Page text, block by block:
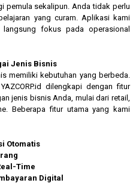
pemula sekalipun. Anda tidak perlu
yang curam. Aplikasi kami
fokus pada operasional
Jenis Bisnis
memiliki kebutuhan yang berbeda.
dilengkapi dengan fitur
jenis bisnis Anda, mulai dari retail,
Beberapa fitur utama yang kami
Otomatis
Time
Digital